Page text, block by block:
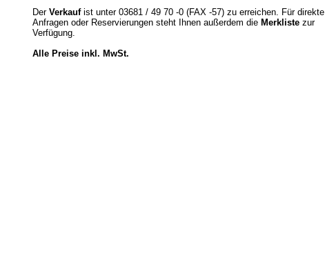
Der Verkaufist unter 03681 / 49 70 -0 (FAX -57) zu erreichen. Für direkte
Anfragen oder Reservierungen steht Ihnen außerdem die Merkliste zur
Verfügung.
Alle Preise inkl. MwSt.